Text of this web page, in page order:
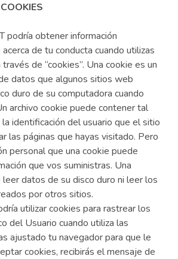
podría obtener información
de tu conducta cuando utilizas
de “cookies”. Una cookie es un
datos que algunos sitios web
duro de su computadora cuando
archivo cookie puede contener tal
identificación del usuario que el sitio
las páginas que hayas visitado. Pero
personal que una cookie puede
que vos suministras. Una
datos de su disco duro ni leer los
por otros sitios.
utilizar cookies para rastrear los
del Usuario cuando utiliza las
ajustado tu navegador para que le
cookies, recibirás el mensaje de